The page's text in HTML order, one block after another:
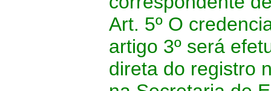
Art. 5º O
artigo 3º será
direta do registro